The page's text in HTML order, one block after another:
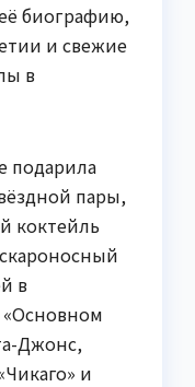
биографию,
и свежие
в
подарила
пары,
коктейль
в
Джонс,
и